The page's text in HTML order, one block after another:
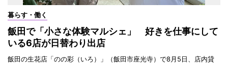
暮らす・働く
飯田で「小さな体験マルシェ」 好きを仕事にして
いる6店が日替わり出店
飯田の生花店「のの彩（いろ）」（飯田市座光寺）で8月5日、店内貸